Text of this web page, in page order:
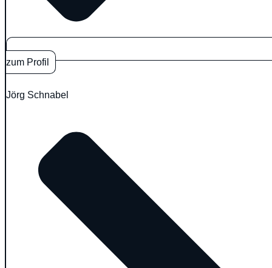
zum Profil
Jörg Schnabel